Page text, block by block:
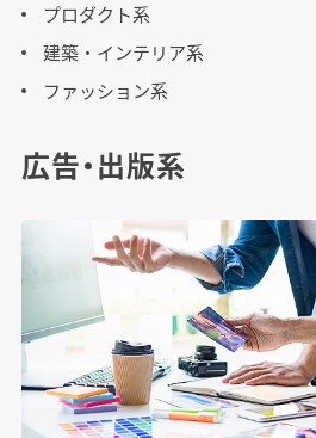
プロダクト系
建築・インテリア系
ファッション系
広告・出版系